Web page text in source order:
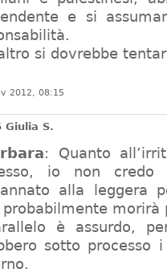
e si
si dovrebbe
2012, 08:15
Giulia S.
: Quanto
io non
alla leggera
probabilmente morirà
è assurdo,
sotto